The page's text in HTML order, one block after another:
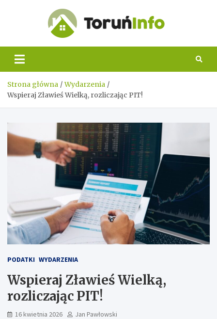
Info
Strona główna
Wydarzenia
Wspieraj Zławieś Wielką, rozliczając PIT!
PODATKI WYDARZENIA
Wspieraj Zławieś Wielką,
rozliczając PIT!
16 kwietnia 2026 Jan Pawłowski